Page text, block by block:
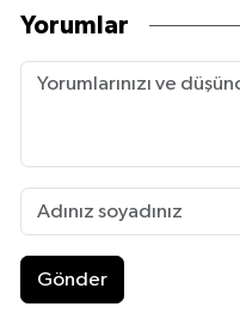
Yorumlar
Gönder